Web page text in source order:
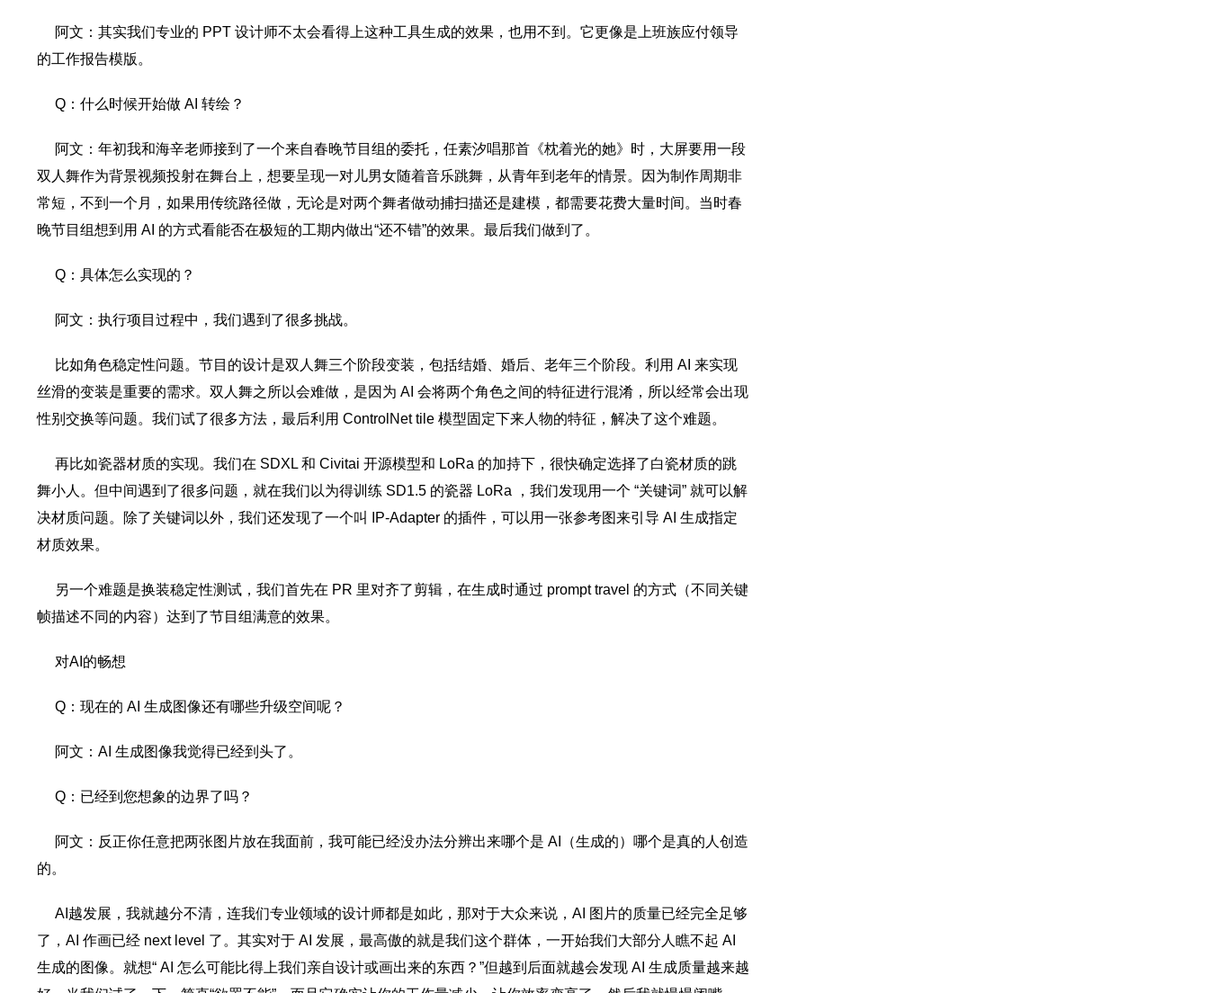
阿文：其实我们专业的 PPT 设计师不太会看得上这种工具生成的效果，也用不到。它更像是上班族应付领导
的工作报告模版。
Q：什么时候开始做 AI 转绘？
阿文：年初我和海辛老师接到了一个来自春晚节目组的委托，任素汐唱那首《枕着光的她》时，大屏要用一段
双人舞作为背景视频投射在舞台上，想要呈现一对儿男女随着音乐跳舞，从青年到老年的情景。因为制作周期非
常短，不到一个月，如果用传统路径做，无论是对两个舞者做动捕扫描还是建模，都需要花费大量时间。当时春
晚节目组想到用 AI 的方式看能否在极短的工期内做出“还不错”的效果。最后我们做到了。
Q：具体怎么实现的？
阿文：执行项目过程中，我们遇到了很多挑战。
比如角色稳定性问题。节目的设计是双人舞三个阶段变装，包括结婚、婚后、老年三个阶段。利用 AI 来实现
丝滑的变装是重要的需求。双人舞之所以会难做，是因为 AI 会将两个角色之间的特征进行混淆，所以经常会出现
性别交换等问题。我们试了很多方法，最后利用 ControlNet tile 模型固定下来人物的特征，解决了这个难题。
再比如瓷器材质的实现。我们在 SDXL 和 Civitai 开源模型和 LoRa 的加持下，很快确定选择了白瓷材质的跳
舞小人。但中间遇到了很多问题，就在我们以为得训练 SD1.5 的瓷器 LoRa ，我们发现用一个 “关键词” 就可以解
决材质问题。除了关键词以外，我们还发现了一个叫 IP-Adapter 的插件，可以用一张参考图来引导 AI 生成指定
材质效果。
另一个难题是换装稳定性测试，我们首先在 PR 里对齐了剪辑，在生成时通过 prompt travel 的方式（不同关键
帧描述不同的内容）达到了节目组满意的效果。
对AI的畅想
Q：现在的 AI 生成图像还有哪些升级空间呢？
阿文：AI 生成图像我觉得已经到头了。
Q：已经到您想象的边界了吗？
阿文：反正你任意把两张图片放在我面前，我可能已经没办法分辨出来哪个是 AI（生成的）哪个是真的人创造
的。
AI越发展，我就越分不清，连我们专业领域的设计师都是如此，那对于大众来说，AI 图片的质量已经完全足够
了，AI 作画已经 next level 了。其实对于 AI 发展，最高傲的就是我们这个群体，一开始我们大部分人瞧不起 AI
生成的图像。就想“ AI 怎么可能比得上我们亲自设计或画出来的东西？”但越到后面就越会发现 AI 生成质量越来越